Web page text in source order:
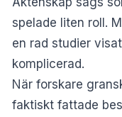
spelade liten roll.
en rad studier
komplicerad.
När forskare
faktiskt fattade